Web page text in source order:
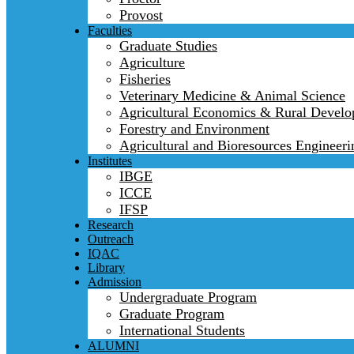
Provost
Faculties
Graduate Studies
Agriculture
Fisheries
Veterinary Medicine & Animal Science
Agricultural Economics & Rural
Forestry and Environment
Agricultural and Bioresources
Institutes
IBGE
ICCE
IFSP
Research
Outreach
IQAC
Library
Admission
Undergraduate Program
Graduate Program
International Students
ALUMNI